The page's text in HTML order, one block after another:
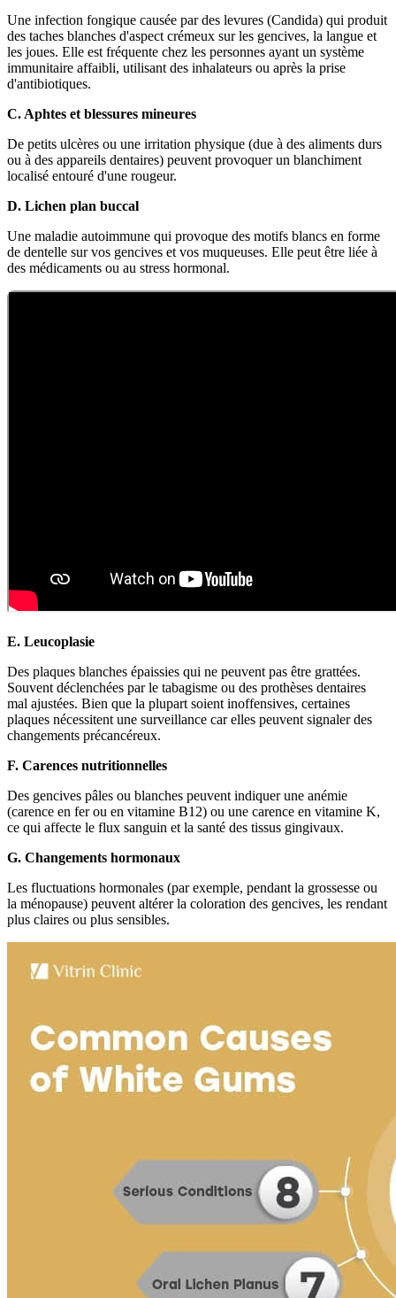
Une infection fongique causée par des levures (Candida) qui produit
des taches blanches d'aspect crémeux sur les gencives, la langue et
les joues. Elle est fréquente chez les personnes ayant un système
immunitaire affaibli, utilisant des inhalateurs ou après la prise
d'antibiotiques.
C. Aphtes et blessures mineures
De petits ulcères ou une irritation physique (due à des aliments durs
ou à des appareils dentaires) peuvent provoquer un blanchiment
localisé entouré d'une rougeur.
D. Lichen plan buccal
Une maladie autoimmune qui provoque des motifs blancs en forme
de dentelle sur vos gencives et vos muqueuses. Elle peut être liée à
des médicaments ou au stress hormonal.
E. Leucoplasie
Des plaques blanches épaissies qui ne peuvent pas être grattées.
Souvent déclenchées par le tabagisme ou des prothèses dentaires
mal ajustées. Bien que la plupart soient inoffensives, certaines
plaques nécessitent une surveillance car elles peuvent signaler des
changements précancéreux.
F. Carences nutritionnelles
Des gencives pâles ou blanches peuvent indiquer une anémie
(carence en fer ou en vitamine B12) ou une carence en vitamine K,
ce qui affecte le flux sanguin et la santé des tissus gingivaux.
G. Changements hormonaux
Les fluctuations hormonales (par exemple, pendant la grossesse ou
la ménopause) peuvent altérer la coloration des gencives, les rendant
plus claires ou plus sensibles.